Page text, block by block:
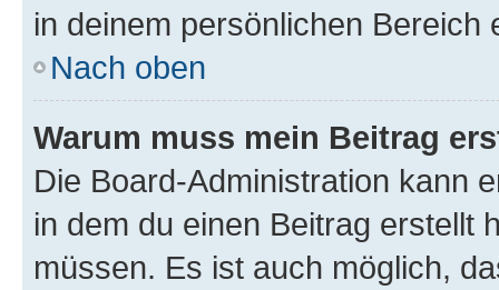
in deinem persönlichen Bereich
Nach oben
Warum muss mein Beitrag
Die Board-Administration kann
in dem du einen Beitrag erstellt
müssen. Es ist auch möglich,